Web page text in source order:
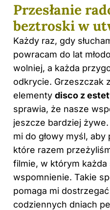
Przesłanie
beztroski w
Każdy raz, gdy
powracam do lat
wolniej, a każda
odkrycie. Grzeszczak
elementy disco z
sprawia, że nasze
jeszcze bardziej
mi do głowy myśl,
które razem
filmie, w którym każda
wspomnienie. Takie
pomaga mi
codziennych dniach